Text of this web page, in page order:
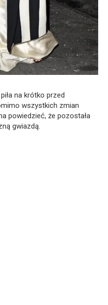
na krótko przed
wszystkich zmian
powiedzieć, że pozostała
gwiazdą.